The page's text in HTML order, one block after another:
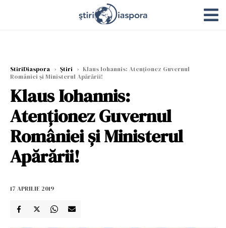
StiriDiaspora › Știri › Klaus Iohannis: Atenţionez Guvernul
României şi Ministerul Apărării!
Klaus Iohannis:
Atenţionez Guvernul
României şi Ministerul
Apărării!
17 APRILIE 2019